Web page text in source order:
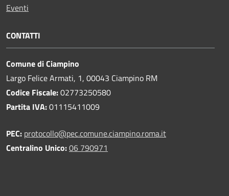
Eventi
CONTATTI
Comune di Ciampino
Largo Felice Armati, 1, 00043 Ciampino RM
Codice Fiscale:02773250580
Partita IVA:01115411009
PEC: protocollo@pec.comune.ciampino.roma.it
Centralino Unico:06 790971